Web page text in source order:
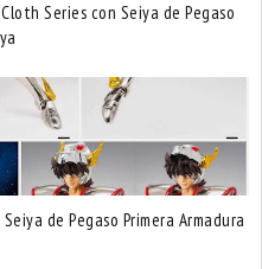
Series con Seiya de Pegaso
de Pegaso Primera Armadura